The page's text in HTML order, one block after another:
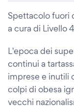
Spettacolo fuori
a cura di Livello 4
L'epoca dei
continui a
imprese e inutili
colpi di obesa
vecchi